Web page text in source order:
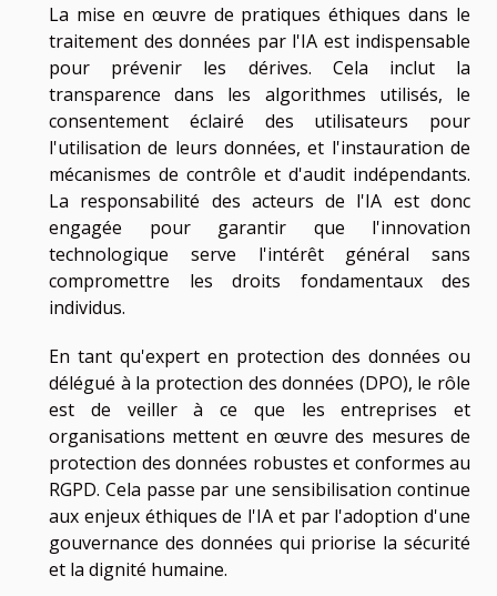
La mise en œuvre de pratiques éthiques dans le
traitement des données par l'IA est indispensable
pour prévenir les dérives. Cela inclut la
transparence dans les algorithmes utilisés, le
consentement éclairé des utilisateurs pour
l'utilisation de leurs données, et l'instauration de
mécanismes de contrôle et d'audit indépendants.
La responsabilité des acteurs de l'IA est donc
engagée pour garantir que l'innovation
technologique serve l'intérêt général sans
compromettre les droits fondamentaux des
individus.
En tant qu'expert en protection des données ou
délégué à la protection des données (DPO), le rôle
est de veiller à ce que les entreprises et
organisations mettent en œuvre des mesures de
protection des données robustes et conformes au
RGPD. Cela passe par une sensibilisation continue
aux enjeux éthiques de l'IA et par l'adoption d'une
gouvernance des données qui priorise la sécurité
et la dignité humaine.